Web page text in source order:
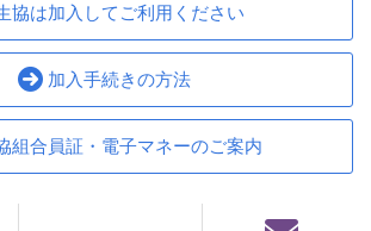
協は加入してご利用ください
加入手続きの方法
組合員証・電子マネーのご案内